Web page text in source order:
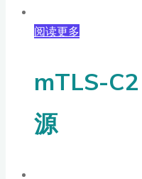
阅读更多
mTLS-
源